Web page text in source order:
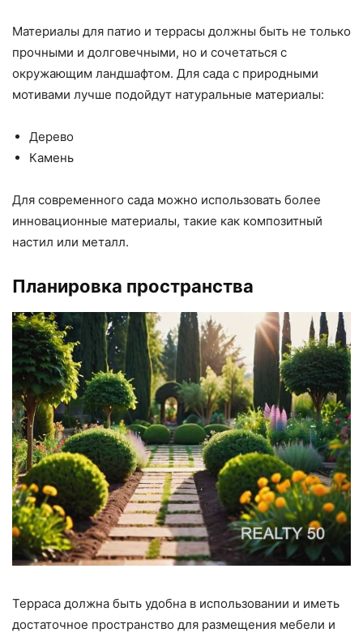
Материалы для патио и террасы должны быть не только
прочными и долговечными, но и сочетаться с
окружающим ландшафтом. Для сада с природными
мотивами лучше подойдут натуральные материалы:
Дерево
Камень
Для современного сада можно использовать более
инновационные материалы, такие как композитный
настил или металл.
Планировка пространства
Терраса должна быть удобна в использовании и иметь
достаточное пространство для размещения мебели и